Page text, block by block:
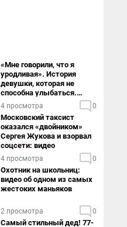
«Мне говорили, что я
уродливая». История
девушки, которая не
способна улыбаться.
Видео
4 просмотра 0
Московский таксист
оказался «двойником»
Сергея Жукова и взорвал
соцсети: видео
4 просмотра 0
Охотник на школьниц:
видео об одном из самых
жестоких маньяков
2 просмотра 0
Самый стильный дед! 77-